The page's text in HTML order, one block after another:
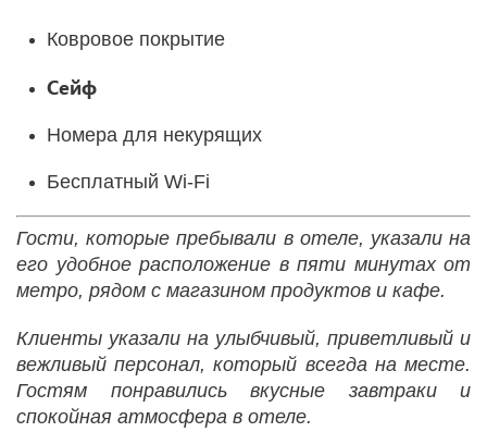
Ковровое покрытие
Сейф
Номера для некурящих
Бесплатный Wi-Fі
Гости, которые пребывали в отеле, указали на
его удобное расположение в пяти минутах от
метро, рядом с магазином продуктов и кафе.
Клиенты указали на улыбчивый, приветливый и
вежливый персонал, который всегда на месте.
Гостям понравились вкусные завтраки и
спокойная атмосфера в отеле.